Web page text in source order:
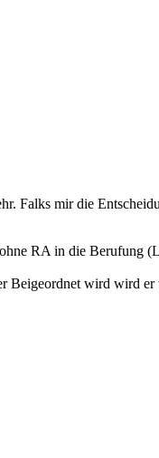
Falks mir die
RA in die Berufung
wird wird